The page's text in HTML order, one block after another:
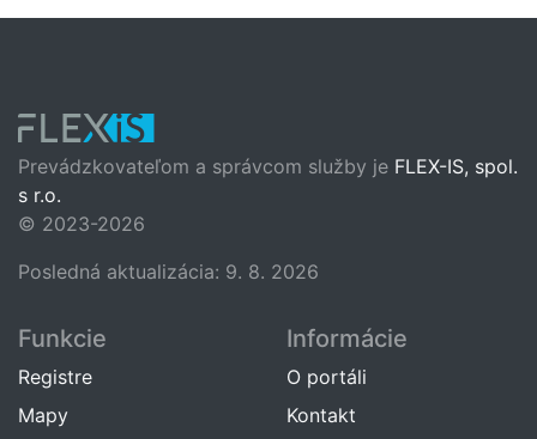
Prevádzkovateľom a správcom služby je FLEX-IS, spol.
s r.o.
© 2023-2026
Posledná aktualizácia: 9. 8. 2026
Funkcie
Registre
Mapy
Informácie
O portáli
Kontakt